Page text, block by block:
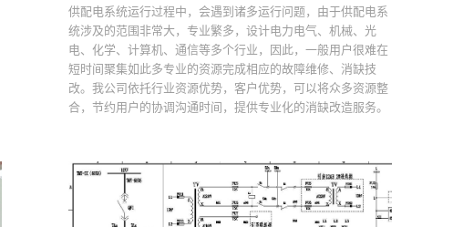
供配电系统运行过程中，会遇到诸多运行问题，由于供配电系
统涉及的范围非常大，专业繁多，设计电力电气、机械、光
电、化学、计算机、通信等多个行业，因此，一般用户很难在
短时间聚集如此多专业的资源完成相应的故障维修、消缺技
改。我公司依托行业资源优势，客户优势，可以将众多资源整
合，节约用户的协调沟通时间，提供专业化的消缺改造服务。